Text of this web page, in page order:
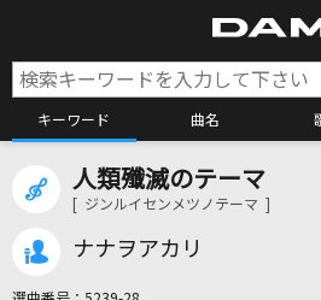
キーワード 曲名
カラオケ検索
人類殲滅のテーマ
[ ジンルイセンメツノテーマ ]
ナナヲアカリ